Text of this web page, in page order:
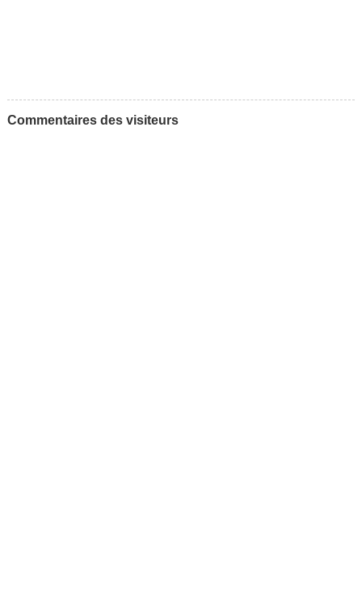
Commentaires des visiteurs